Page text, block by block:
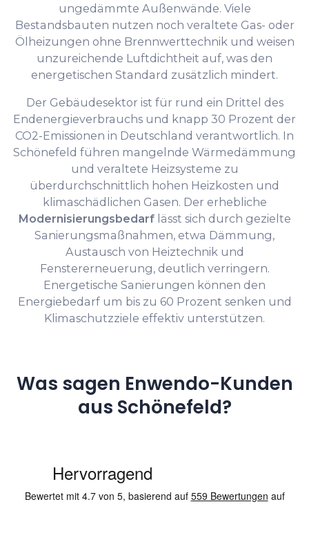
ungedämmte Außenwände. Viele
Bestandsbauten nutzen noch veraltete Gas- oder
Ölheizungen ohne Brennwerttechnik und weisen
unzureichende Luftdichtheit auf, was den
energetischen Standard zusätzlich mindert.
Der Gebäudesektor ist für rund ein Drittel des
Endenergieverbrauchs und knapp 30 Prozent der
CO2-Emissionen in Deutschland verantwortlich. In
Schönefeld führen mangelnde Wärmedämmung
und veraltete Heizsysteme zu
überdurchschnittlich hohen Heizkosten und
klimaschädlichen Gasen. Der erhebliche
Modernisierungsbedarf lässt sich durch gezielte
Sanierungsmaßnahmen, etwa Dämmung,
Austausch von Heiztechnik und
Fenstererneuerung, deutlich verringern.
Energetische Sanierungen können den
Energiebedarf um bis zu 60 Prozent senken und
Klimaschutzziele effektiv unterstützen.
Was sagen Enwendo-Kunden
aus Schönefeld?